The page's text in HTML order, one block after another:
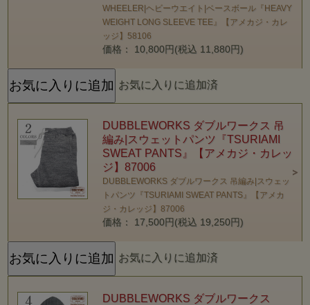
WHEELER|ヘビーウエイト|ベースボール『HEAVY
WEIGHT LONG SLEEVE TEE』【アメカジ・カレ
ッジ】58106
価格： 10,800円(税込 11,880円)
お気に入りに追加済
DUBBLEWORKS ダブルワークス 吊
編み|スウェットパンツ『TSURIAMI
SWEAT PANTS』【アメカジ・カレッ
ジ】87006
DUBBLEWORKS ダブルワークス 吊編み|スウェッ
トパンツ『TSURIAMI SWEAT PANTS』【アメカ
ジ・カレッジ】87006
価格： 17,500円(税込 19,250円)
お気に入りに追加済
DUBBLEWORKS ダブルワークス